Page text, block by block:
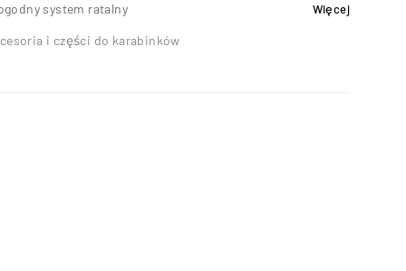
system ratalny Więcej
i części do karabinków